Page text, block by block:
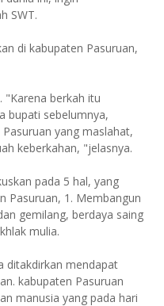
SWT.
di kabupaten Pasuruan,
"Karena berkah itu
bupati sebelumnya,
yang maslahat,
keberkahan, "jelasnya.
pada 5 hal, yang
Pasuruan, 1. Membangun
gemilang, berdaya saing
mulia.
ditakdirkan mendapat
kabupaten Pasuruan
manusia yang pada hari